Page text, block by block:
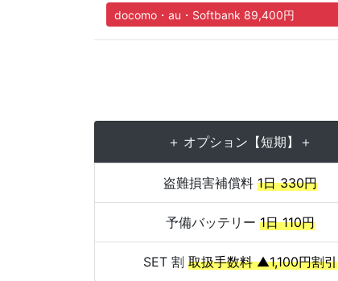
docomo・au・Softbank 89,400円
＋ オプション【短期】＋
盗難損害補償料 1日 330円
予備バッテリー 1日 110円
SET 割 取扱手数料 ▲1,100円割引